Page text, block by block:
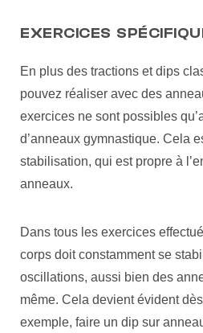
EXERCICES
En plus des tractions et dips
pouvez réaliser avec des
exercices ne sont possibles
d’anneaux gymnastique. Cela
stabilisation, qui est propre à
anneaux.
Dans tous les exercices
corps doit constamment se
oscillations, aussi bien des
même. Cela devient évident
exemple, faire un dip sur